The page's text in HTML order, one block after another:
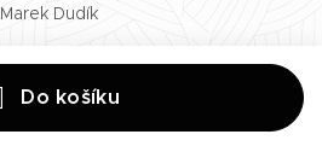
Do košíku
Marek Dudík